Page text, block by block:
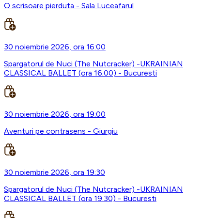
O scrisoare pierduta - Sala Luceafarul
30 noiembrie 2026, ora 16:00
Spargatorul de Nuci (The Nutcracker) -UKRAINIAN
CLASSICAL BALLET (ora 16.00) - Bucuresti
30 noiembrie 2026, ora 19:00
Aventuri pe contrasens - Giurgiu
30 noiembrie 2026, ora 19:30
Spargatorul de Nuci (The Nutcracker) -UKRAINIAN
CLASSICAL BALLET (ora 19.30) - Bucuresti